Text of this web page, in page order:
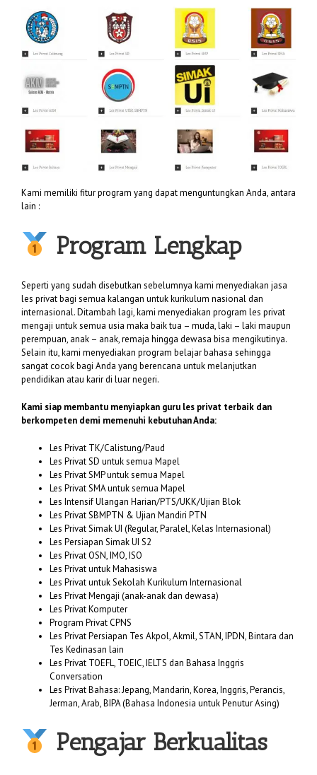
Kami memiliki fitur program yang dapat menguntungkan Anda, antara
lain :
Program Lengkap
Seperti yang sudah disebutkan sebelumnya kami menyediakan jasa
les privat bagi semua kalangan untuk kurikulum nasional dan
internasional. Ditambah lagi, kami menyediakan program les privat
mengaji untuk semua usia maka baik tua – muda, laki – laki maupun
perempuan, anak – anak, remaja hingga dewasa bisa mengikutinya.
Selain itu, kami menyediakan program belajar bahasa sehingga
sangat cocok bagi Anda yang berencana untuk melanjutkan
pendidikan atau karir di luar negeri.
Kami siap membantu menyiapkan guru les privat terbaik dan
berkompeten demi memenuhi kebutuhan Anda:
Les Privat TK/Calistung/Paud
Les Privat SD untuk semua Mapel
Les Privat SMP untuk semua Mapel
Les Privat SMA untuk semua Mapel
Les Intensif Ulangan Harian/PTS/UKK/Ujian Blok
Les Privat SBMPTN & Ujian Mandiri PTN
Les Privat Simak UI (Regular, Paralel, Kelas Internasional)
Les Persiapan Simak UI S2
Les Privat OSN, IMO, ISO
Les Privat untuk Mahasiswa
Les Privat untuk Sekolah Kurikulum Internasional
Les Privat Mengaji (anak-anak dan dewasa)
Les Privat Komputer
Program Privat CPNS
Les Privat Persiapan Tes Akpol, Akmil, STAN, IPDN, Bintara dan
Tes Kedinasan lain
Les Privat TOEFL, TOEIC, IELTS dan Bahasa Inggris
Conversation
Les Privat Bahasa: Jepang, Mandarin, Korea, Inggris, Perancis,
Jerman, Arab, BIPA (Bahasa Indonesia untuk Penutur Asing)
Pengajar Berkualitas